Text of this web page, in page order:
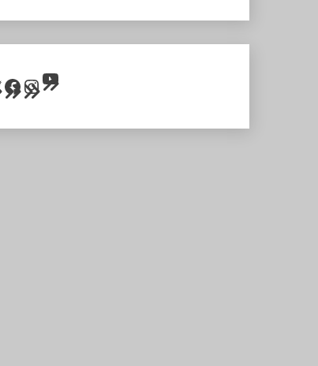
Facebook InstagramYouTube